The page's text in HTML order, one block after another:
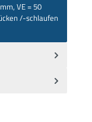
VE = 50
/-schlaufen